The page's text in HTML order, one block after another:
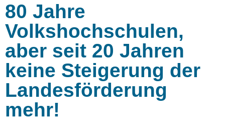
80 Jahre
Volkshochschulen,
aber seit 20 Jahren
keine Steigerung der
Landesförderung
mehr!